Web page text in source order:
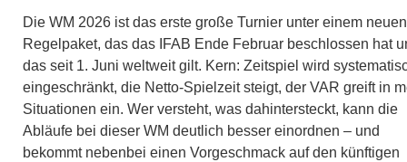
Die WM 2026 ist das erste große Turnier unter einem neuen
Regelpaket, das das IFAB Ende Februar beschlossen hat
das seit 1. Juni weltweit gilt. Kern: Zeitspiel wird
eingeschränkt, die Netto-Spielzeit steigt, der VAR greift in
Situationen ein. Wer versteht, was dahintersteckt, kann die
Abläufe bei dieser WM deutlich besser einordnen – und
bekommt nebenbei einen Vorgeschmack auf den künftigen